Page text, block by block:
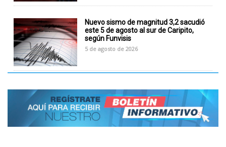
Nuevo sismo de magnitud 3,2 sacudió
este 5 de agosto al sur de Caripito,
según Funvisis
5 de agosto de 2026